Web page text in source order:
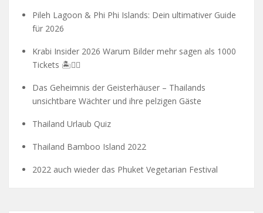
Pileh Lagoon & Phi Phi Islands: Dein ultimativer Guide
für 2026
Krabi Insider 2026 Warum Bilder mehr sagen als 1000
Tickets 🏝️🧗‍♂️
Das Geheimnis der Geisterhäuser – Thailands
unsichtbare Wächter und ihre pelzigen Gäste
Thailand Urlaub Quiz
Thailand Bamboo Island 2022
2022 auch wieder das Phuket Vegetarian Festival